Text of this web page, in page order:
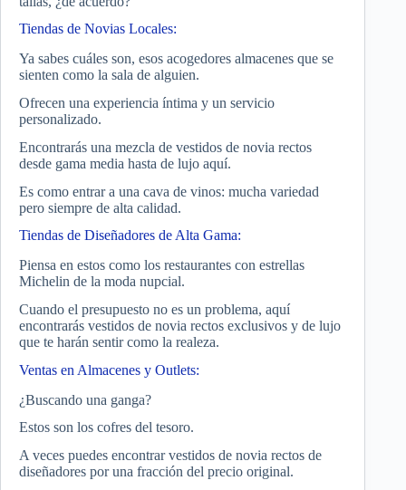
Tiendas de Novias Locales:
Ya sabes cuáles son, esos acogedores almacenes que se
sienten como la sala de alguien.
Ofrecen una experiencia íntima y un servicio
personalizado.
Encontrarás una mezcla de vestidos de novia rectos
desde gama media hasta de lujo aquí.
Es como entrar a una cava de vinos: mucha variedad
pero siempre de alta calidad.
Tiendas de Diseñadores de Alta Gama:
Piensa en estos como los restaurantes con estrellas
Michelin de la moda nupcial.
Cuando el presupuesto no es un problema, aquí
encontrarás vestidos de novia rectos exclusivos y de lujo
que te harán sentir como la realeza.
Ventas en Almacenes y Outlets:
¿Buscando una ganga?
Estos son los cofres del tesoro.
A veces puedes encontrar vestidos de novia rectos de
diseñadores por una fracción del precio original.